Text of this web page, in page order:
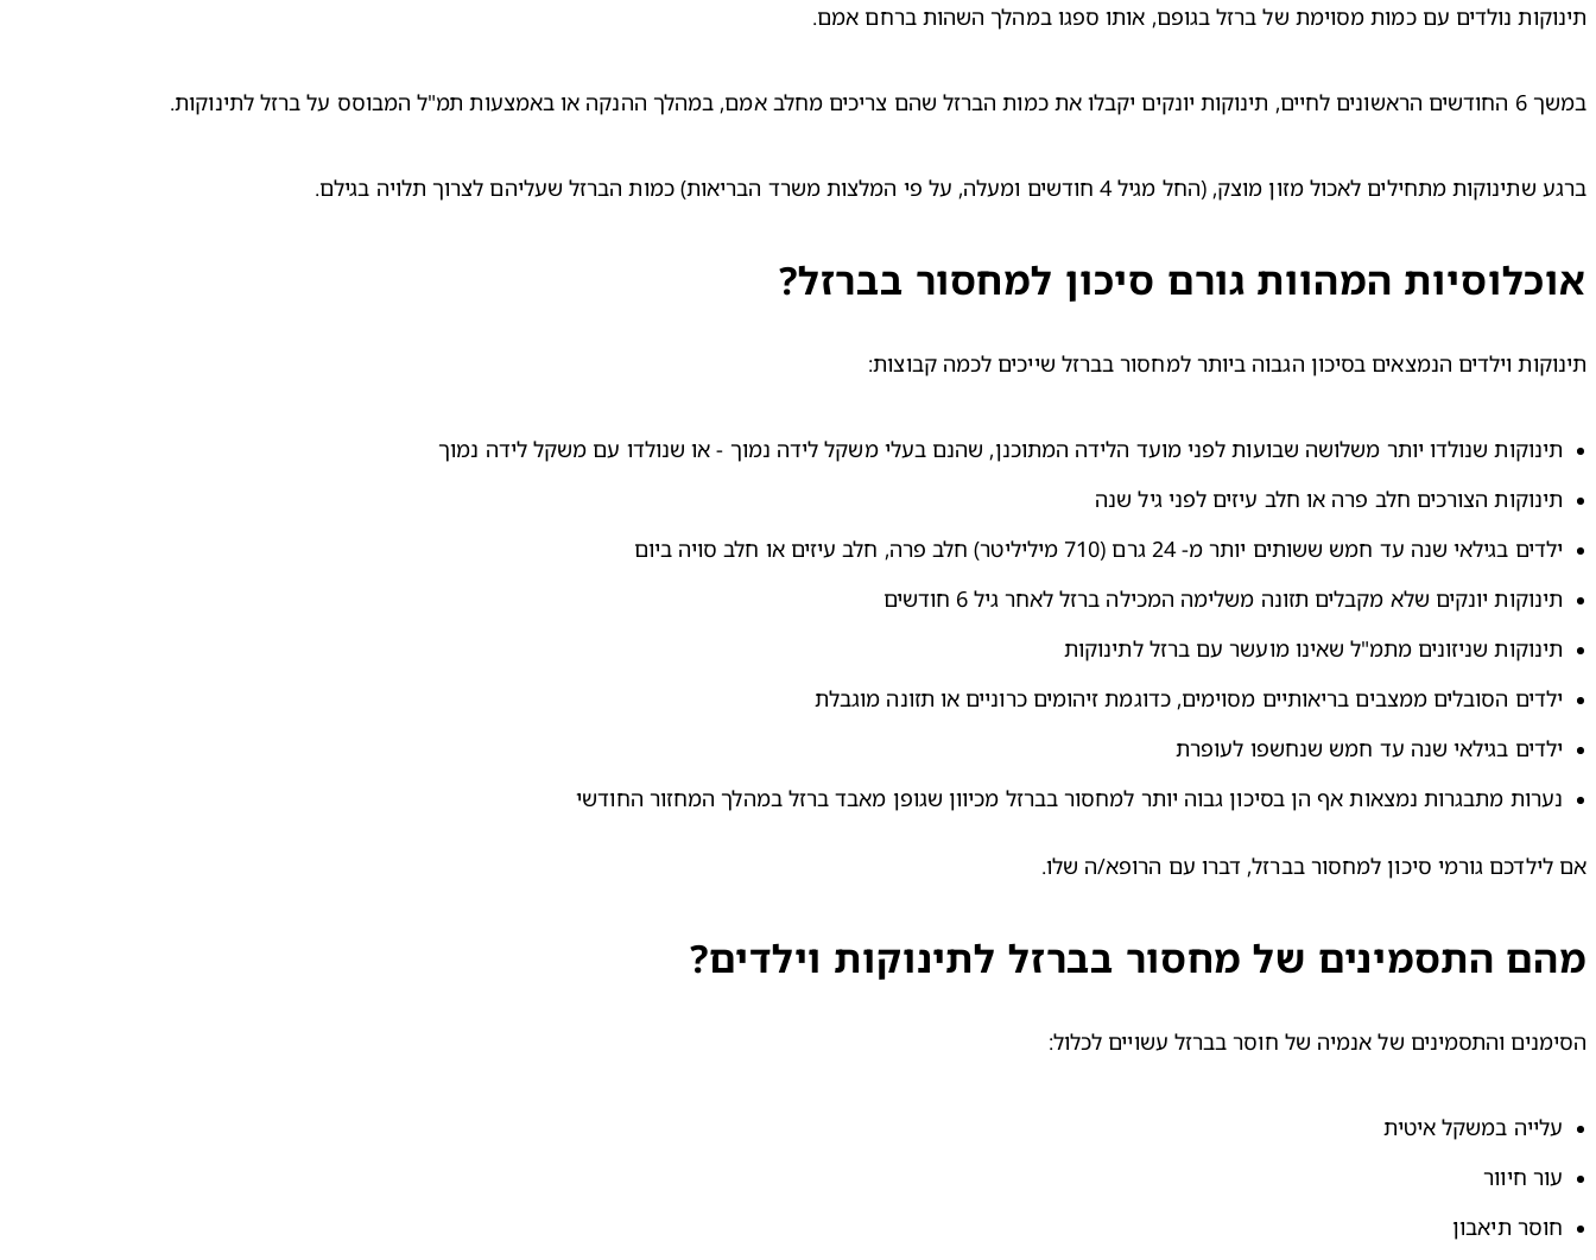
תינוקות נולדים עם כמות מסוימת של ברזל בגופם, אותו ספגו במהלך השהות ברחם אמם.
במשך 6 החודשים הראשונים לחיים, תינוקות יונקים יקבלו את כמות הברזל שהם צריכים מחלב אמם, במהלך ההנקה או באמצעות תמ"ל המבוסס על ברזל לתינוקות.
ברגע שתינוקות מתחילים לאכול מזון מוצק, (החל מגיל 4 חודשים ומעלה, על פי המלצות משרד הבריאות) כמות הברזל שעליהם לצרוך תלויה בגילם.
אוכלוסיות המהוות גורם סיכון למחסור בברזל?
תינוקות וילדים הנמצאים בסיכון הגבוה ביותר למחסור בברזל שייכים לכמה קבוצות:
תינוקות שנולדו יותר משלושה שבועות לפני מועד הלידה המתוכנן, שהנם בעלי משקל לידה נמוך - או שנולדו עם משקל לידה נמוך
תינוקות הצורכים חלב פרה או חלב עיזים לפני גיל שנה
ילדים בגילאי שנה עד חמש ששותים יותר מ- 24 גרם (710 מיליליטר) חלב פרה, חלב עיזים או חלב סויה ביום
תינוקות יונקים שלא מקבלים תזונה משלימה המכילה ברזל לאחר גיל 6 חודשים
תינוקות שניזונים מתמ"ל שאינו מועשר עם ברזל לתינוקות
ילדים הסובלים ממצבים בריאותיים מסוימים, כדוגמת זיהומים כרוניים או תזונה מוגבלת
ילדים בגילאי שנה עד חמש שנחשפו לעופרת
נערות מתבגרות נמצאות אף הן בסיכון גבוה יותר למחסור בברזל מכיוון שגופן מאבד ברזל במהלך המחזור החודשי
אם לילדכם גורמי סיכון למחסור בברזל, דברו עם הרופא/ה שלו.
מהם התסמינים של מחסור בברזל לתינוקות וילדים?
הסימנים והתסמינים של אנמיה של חוסר בברזל עשויים לכלול:
עלייה במשקל איטית
עור חיוור
חוסר תיאבון